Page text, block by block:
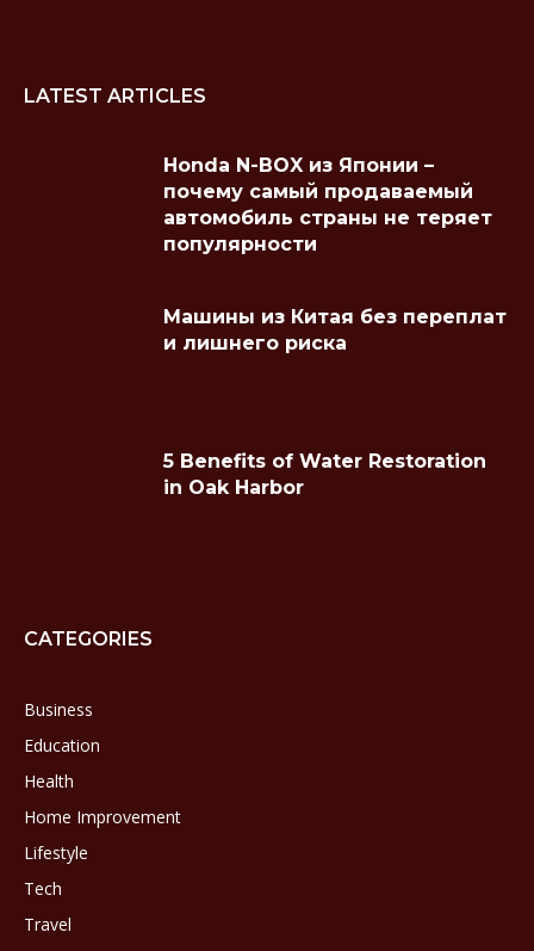
LATEST ARTICLES
Honda N-BOX из Японии –
почему самый продаваемый
автомобиль страны не теряет
популярности
Машины из Китая без переплат
и лишнего риска
5 Benefits of Water Restoration
in Oak Harbor
CATEGORIES
Business
Education
Health
Home Improvement
Lifestyle
Tech
Travel